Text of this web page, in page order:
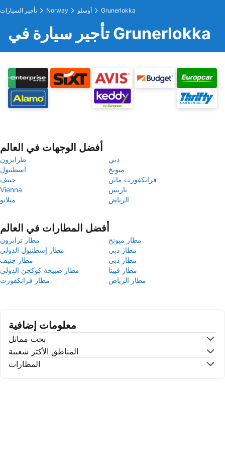
تأجير السيارات Norway أوسلو Grunerlokka
تأجير سيارة في Grunerlokka
أفضل الوجهات في العالم
طرابزون
دبي
اسطنبول
ميونخ
جنيف
فرانكفورت ماين
Vienna
باريس
ميلانو
الرياض
أفضل المطارات في العالم
مطار ترابزون
مطار ميونخ
مطار إسطنبول الدولي
مطار دبي
مطار جنيف
مطار دبي
مطار صبيحة كوكجن الدولي
مطار فيينا
مطار فرانكفورت
مطار الرياض
معلومات إضافية
بحث مماثل
المناطق الأكتر شعبية
المطارات